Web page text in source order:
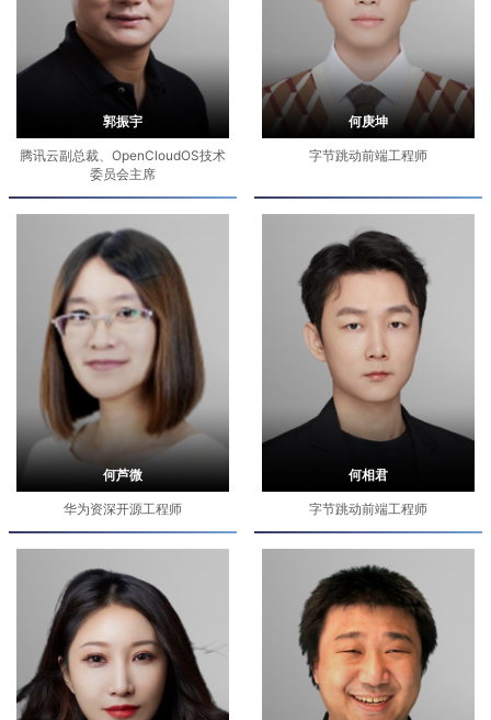
郭振宇
腾讯云副总裁、OpenCloudOS技术
委员会主席
何庚坤
字节跳动前端工程师
何芦微
华为资深开源工程师
何相君
字节跳动前端工程师